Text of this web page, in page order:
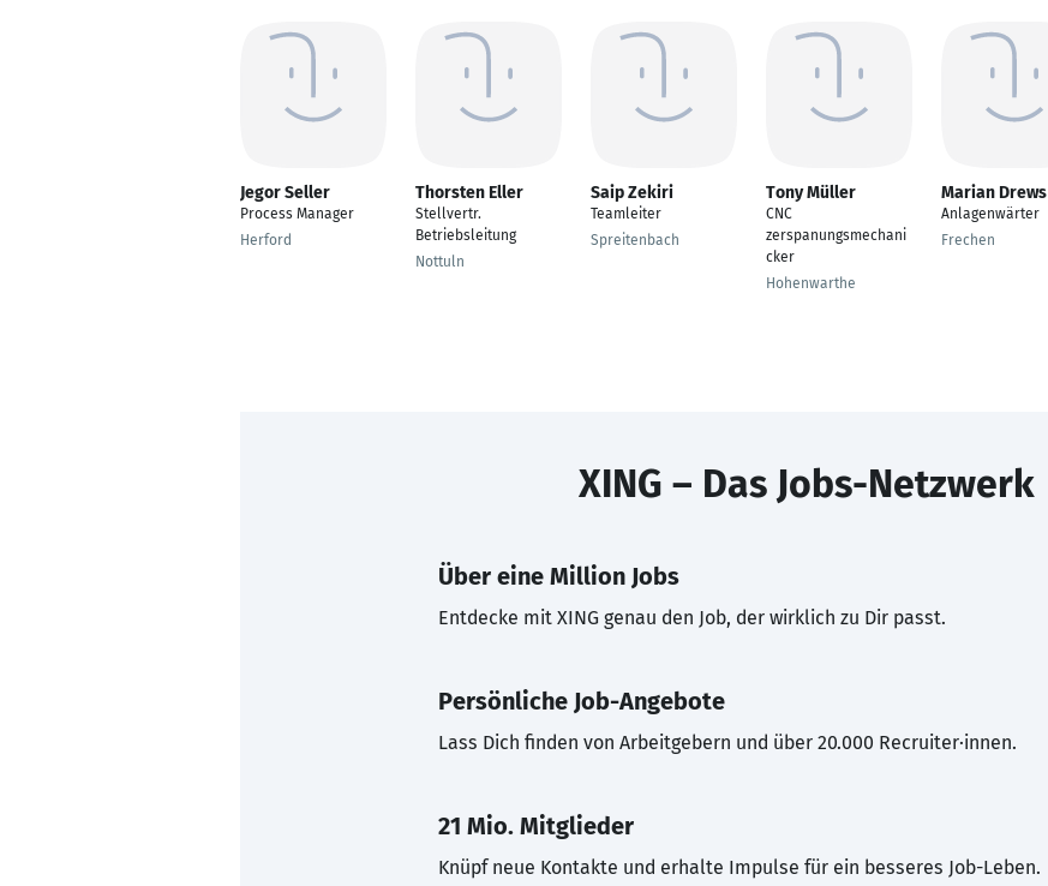
Jegor Seller
Process Manager
Herford
Thorsten Eller
Stellvertr.
Betriebsleitung
Nottuln
Saip Zekiri
Teamleiter
Spreitenbach
Tony Müller
CNC
zerspanungsmechani
cker
Hohenwarthe
Marian Drews
Anlagenwärter
Frechen
XING – Das Jobs-Netzwerk
Über eine Million Jobs
Entdecke mit XING genau den Job, der wirklich zu Dir passt.
Persönliche Job-Angebote
Lass Dich finden von Arbeitgebern und über 20.000 Recruiter·innen.
21 Mio. Mitglieder
Knüpf neue Kontakte und erhalte Impulse für ein besseres Job-Leben.